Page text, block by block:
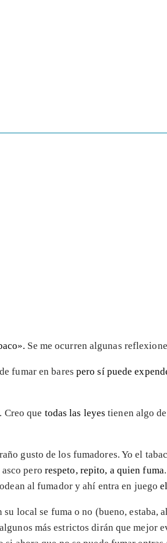
Se me ocurren algunas
fumar en bares pero sí puede
. Creo que todas las leyes tienen algo
gusto de los fumadores. Yo el
pero respeto, repito, a quien fuma
al fumador y ahí entra en juego
local se fuma o no (bueno, estaba,
más estrictos dirán que mejor